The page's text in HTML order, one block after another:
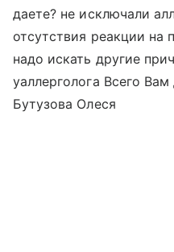
даете? не исключали
отсутствия реакции на
надо искать другие
уаллерголога Всего
Бутузова Олеся